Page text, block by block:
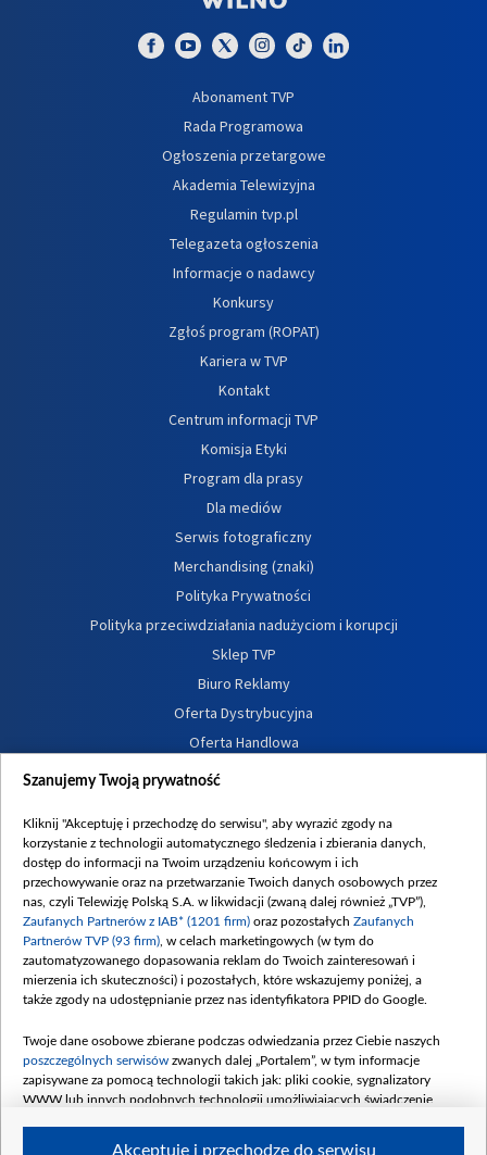
Abonament TVP
Rada Programowa
Ogłoszenia przetargowe
Akademia Telewizyjna
Regulamin tvp.pl
Telegazeta ogłoszenia
Informacje o nadawcy
Konkursy
Zgłoś program (ROPAT)
Kariera w TVP
Kontakt
Centrum informacji TVP
Komisja Etyki
Program dla prasy
Dla mediów
Serwis fotograficzny
Merchandising (znaki)
Polityka Prywatności
Polityka przeciwdziałania nadużyciom i korupcji
Sklep TVP
Biuro Reklamy
Oferta Dystrybucyjna
Oferta Handlowa
Dostępność
Procedura zgłoszeń wewnętrznych
Szanujemy Twoją prywatność
Kliknij "Akceptuję i przechodzę do serwisu", aby wyrazić zgody na
korzystanie z technologii automatycznego śledzenia i zbierania danych,
dostęp do informacji na Twoim urządzeniu końcowym i ich
przechowywanie oraz na przetwarzanie Twoich danych osobowych przez
nas, czyli Telewizję Polską S.A. w likwidacji (zwaną dalej również „TVP”),
Zaufanych Partnerów z IAB* (1201 firm) oraz pozostałych Zaufanych
Partnerów TVP (93 firm) , w celach marketingowych (w tym do
zautomatyzowanego dopasowania reklam do Twoich zainteresowań i
mierzenia ich skuteczności) i pozostałych, które wskazujemy poniżej, a
także zgody na udostępnianie przez nas identyfikatora PPID do Google.
Twoje dane osobowe zbierane podczas odwiedzania przez Ciebie naszych
poszczególnych serwisów zwanych dalej „Portalem”, w tym informacje
zapisywane za pomocą technologii takich jak: pliki cookie, sygnalizatory
WWW lub innych podobnych technologii umożliwiających świadczenie
Akceptuję i przechodzę do serwisu